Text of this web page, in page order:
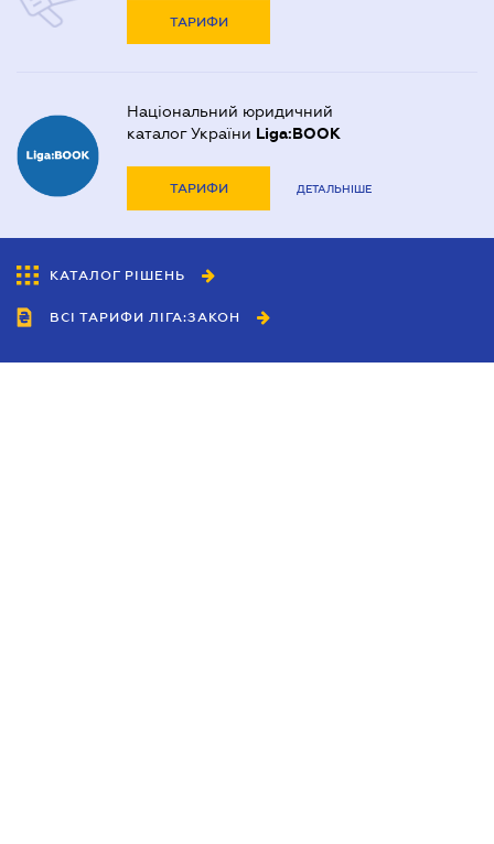
ТАРИФИ
Національний юридичний
каталог України Liga:BOOK
ТАРИФИ ДЕТАЛЬНІШЕ
КАТАЛОГ РІШЕНЬ
ВСІ ТАРИФИ ЛІГА:ЗАКОН